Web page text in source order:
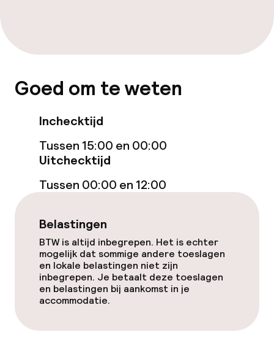
Goed om te weten
Inchecktijd
Tussen 15:00 en 00:00
Uitchecktijd
Tussen 00:00 en 12:00
Belastingen
BTW is altijd inbegrepen. Het is echter
mogelijk dat sommige andere toeslagen
en lokale belastingen niet zijn
inbegrepen. Je betaalt deze toeslagen
en belastingen bij aankomst in je
accommodatie.